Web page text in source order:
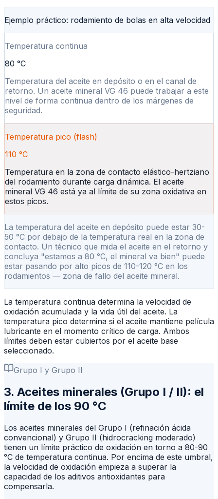
Ejemplo práctico: rodamiento de bolas en alta velocidad
Temperatura continua
80 °C
Temperatura del aceite en depósito o en el canal de
retorno. Un aceite mineral VG 46 puede trabajar a este
nivel de forma continua dentro de los márgenes de
seguridad.
Temperatura pico (flash)
110 °C
Temperatura en la zona de contacto elástico-hertziano
del rodamiento durante carga dinámica. El aceite
mineral VG 46 está ya al límite de su zona oxidativa en
estos picos.
La temperatura del aceite en depósito puede estar 30-
50 °C por debajo de la temperatura real en la zona de
contacto. Un técnico que mida el aceite en el retorno y
concluya "estamos a 80 °C, el mineral va bien" puede
estar pasando por alto picos de 110-120 °C en los
rodamientos — zona de fallo del aceite mineral.
La temperatura continua determina la velocidad de
oxidación acumulada y la vida útil del aceite. La
temperatura pico determina si el aceite mantiene película
lubricante en el momento crítico de carga. Ambos
límites deben estar cubiertos por el aceite base
seleccionado.
Grupo I y Grupo II
3. Aceites minerales (Grupo I / II): el
límite de los 90 °C
Los aceites minerales del Grupo I (refinación ácida
convencional) y Grupo II (hidrocracking moderado)
tienen un límite práctico de oxidación en torno a 80-90
°C de temperatura continua. Por encima de este umbral,
la velocidad de oxidación empieza a superar la
capacidad de los aditivos antioxidantes para
compensarla.